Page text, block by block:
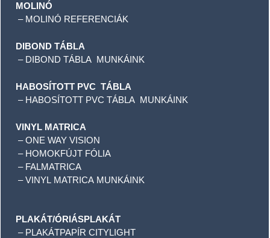
MOLINÓ
– MOLINÓ REFERENCIÁK
DIBOND TÁBLA
– DIBOND TÁBLA MUNKÁINK
HABOSÍTOTT PVC TÁBLA
– HABOSÍTOTT PVC TÁBLA MUNKÁINK
VINYL MATRICA
–ONE WAY VISION
– HOMOKFÚJT FÓLIA
– FALMATRICA
–VINYL MATRICA MUNKÁINK
PLAKÁT/ÓRIÁSPLAKÁT
– PLAKÁTPAPÍR CITYLIGHT